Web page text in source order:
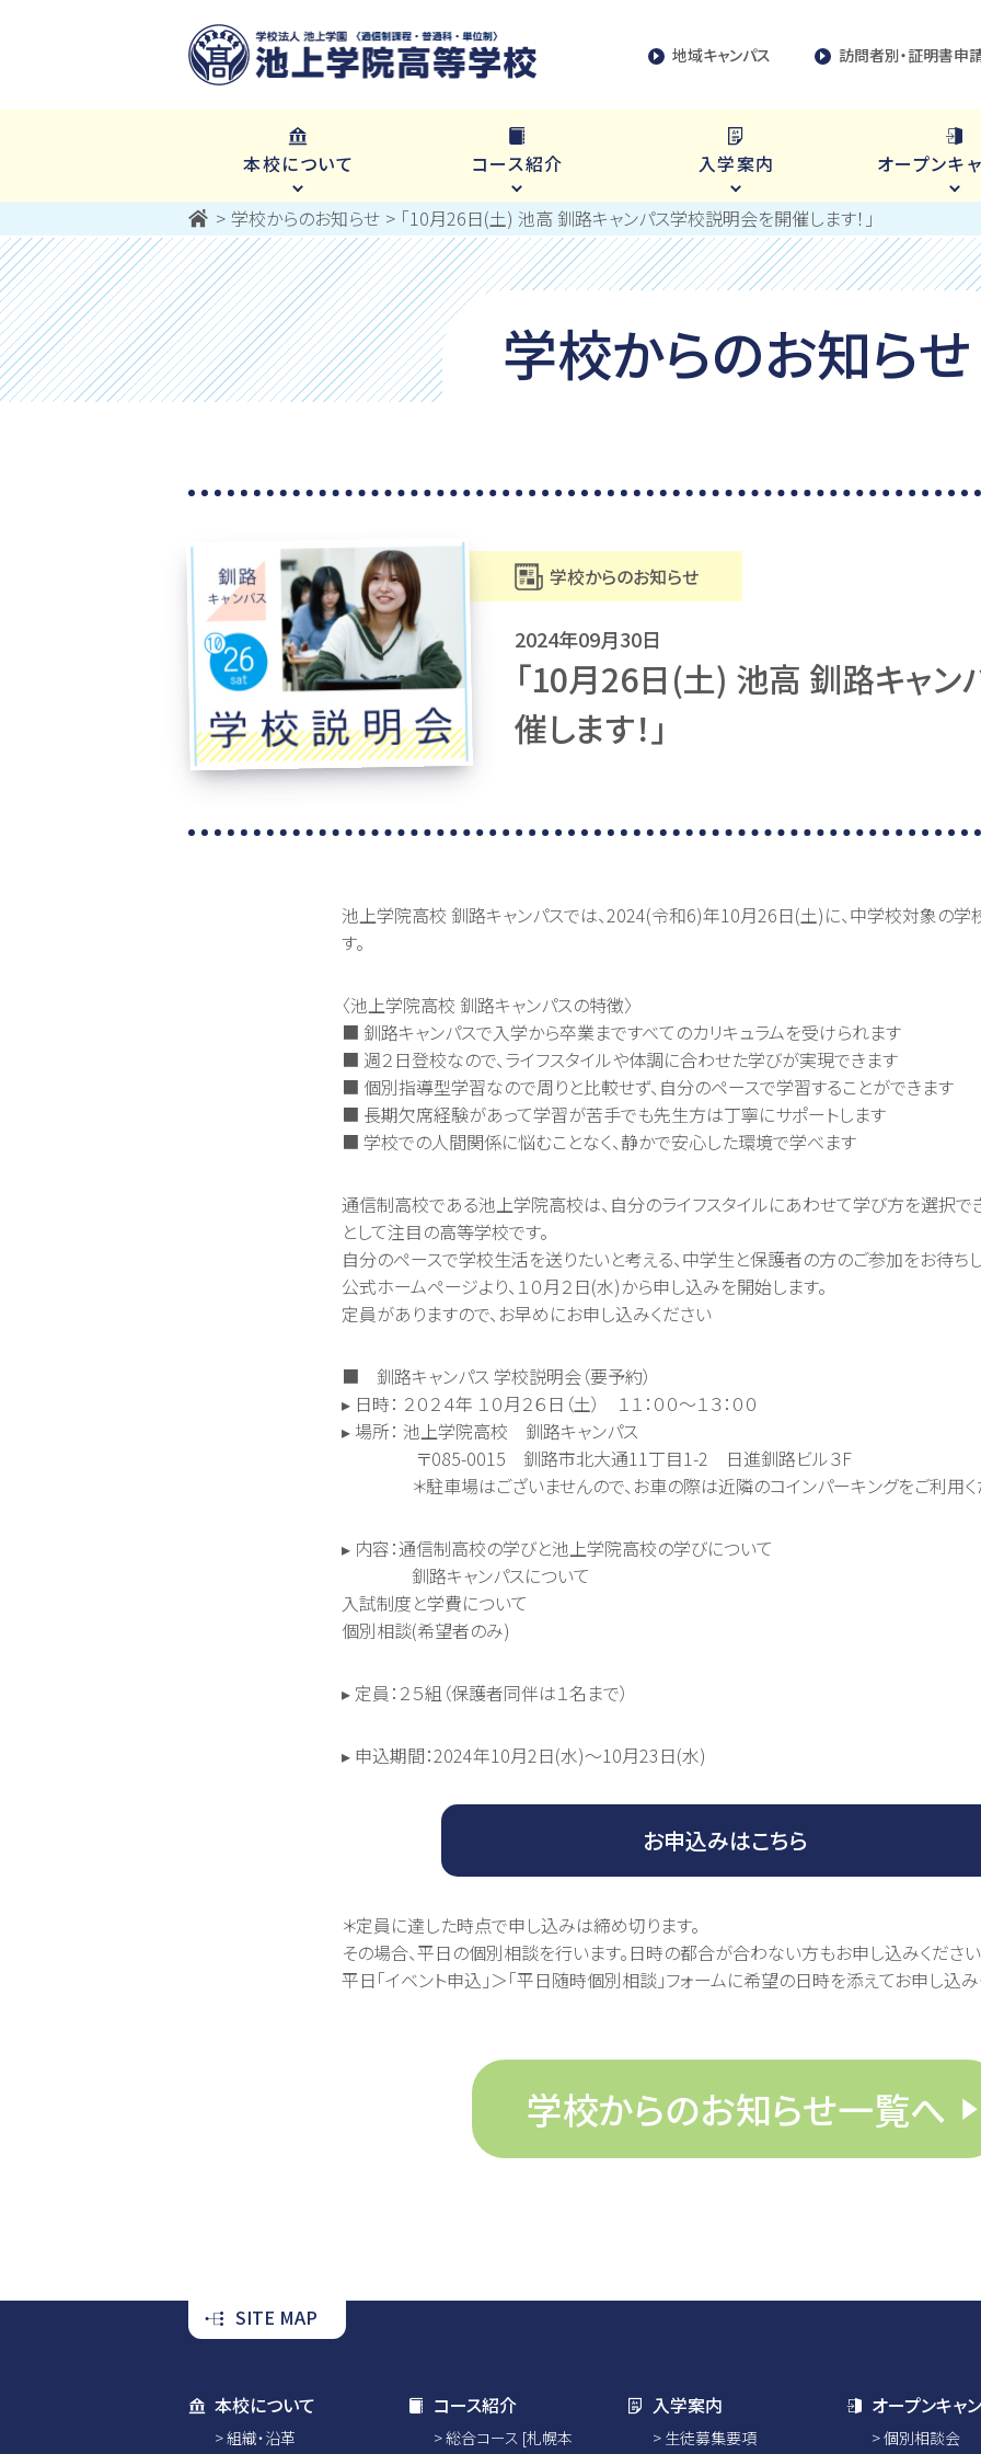
地域キャンパス 訪問者別・証明書申
本校について コース紹介 入学案内 オープンキ
学校からのお知らせ 「10月26日(土) 池高 釧路キャンパス学校説明会を開催します！」
学校からのお知らせ
学校からのお知らせ
2024年09月30日
「10月26日(土) 池高 釧路キャ
催します！」
池上学院高校 釧路キャンパスでは、2024(令和6)年10月26日(土)に、中学校対象の学
す。
〈池上学院高校 釧路キャンパスの特徴〉
■ 釧路キャンパスで入学から卒業まですべてのカリキュラムを受けられます
■ 週２日登校なので、ライフスタイルや体調に合わせた学びが実現できます
■ 個別指導型学習なので周りと比較せず、自分のペースで学習することができます
■ 長期欠席経験があって学習が苦手でも先生方は丁寧にサポートします
■ 学校での人間関係に悩むことなく、静かで安心した環境で学べます
通信制高校である池上学院高校は、自分のライフスタイルにあわせて学び方を選択で
として注目の高等学校です。
自分のペースで学校生活を送りたいと考える、中学生と保護者の方のご参加をお待ちし
公式ホームページより、１０月２日(水)から申し込みを開始します。
定員がありますので、お早めにお申し込みください
■ 釧路キャンパス 学校説明会（要予約）
▸ 日時： ２０２４年 １０月２６日（土） １１：００～１３：００
▸ 場所： 池上学院高校 釧路キャンパス
〒085-0015 釧路市北大通11丁目1-2 日進釧路ビル３F
＊駐車場はございませんので、お車の際は近隣のコインパーキングをご利用く
▸ 内容：通信制高校の学びと池上学院高校の学びについて
釧路キャンパスについて
入試制度と学費について
個別相談(希望者のみ)
▸ 定員：２５組（保護者同伴は１名まで）
▸ 申込期間：2024年10月2日(水)～10月23日(水)
お申込みはこちら
＊定員に達した時点で申し込みは締め切ります。
その場合、平日の個別相談を行います。日時の都合が合わない方もお申し込みください
平日「イベント申込」＞「平日随時個別相談」フォームに希望の日時を添えてお申し込み
学校からのお知らせ一覧へ
SITE MAP
本校について
組織・沿革
コース紹介
総合コース [札幌本
入学案内
生徒募集要項
オープンキャ
個別相談会